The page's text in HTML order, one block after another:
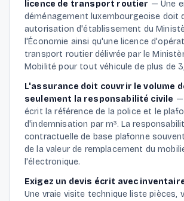
licence de transport routier — Une
déménagement luxembourgeoise doit
autorisation d'établissement du
l'Économie ainsi qu'une licence
transport routier délivrée par le
Mobilité pour tout véhicule de plus de
L'assurance doit couvrir le volume
seulement la responsabilité civile —
écrit la référence de la police et le
d'indemnisation par m³. La
contractuelle de base plafonne
de la valeur de remplacement du
l'électronique.
Exigez un devis écrit avec
Une vraie visite technique liste pièces,